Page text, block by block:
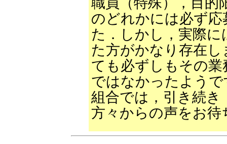
のどれかには必ず
た．しかし，実際
た方がかなり存在
ても必ずしもその
ではなかったようで
組合では，引き続き
方々からの声をお